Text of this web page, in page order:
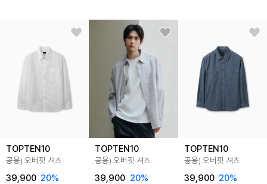
TOPTEN10
공용) 오버핏 셔츠
39,900 20%
TOPTEN10
공용) 오버핏 셔츠
39,900 20%
TOPTEN10
공용) 오버핏 셔츠
39,900 20%